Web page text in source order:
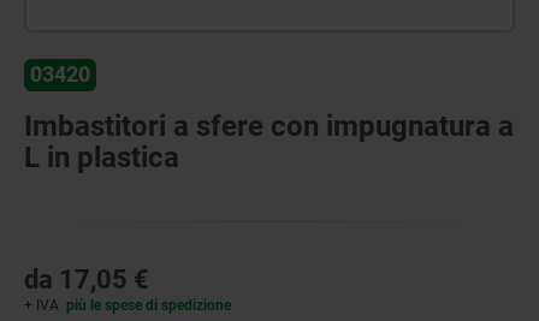
03420
Imbastitori a sfere con impugnatura a
L in plastica
da 17,05 €
+ IVA più le spese di spedizione